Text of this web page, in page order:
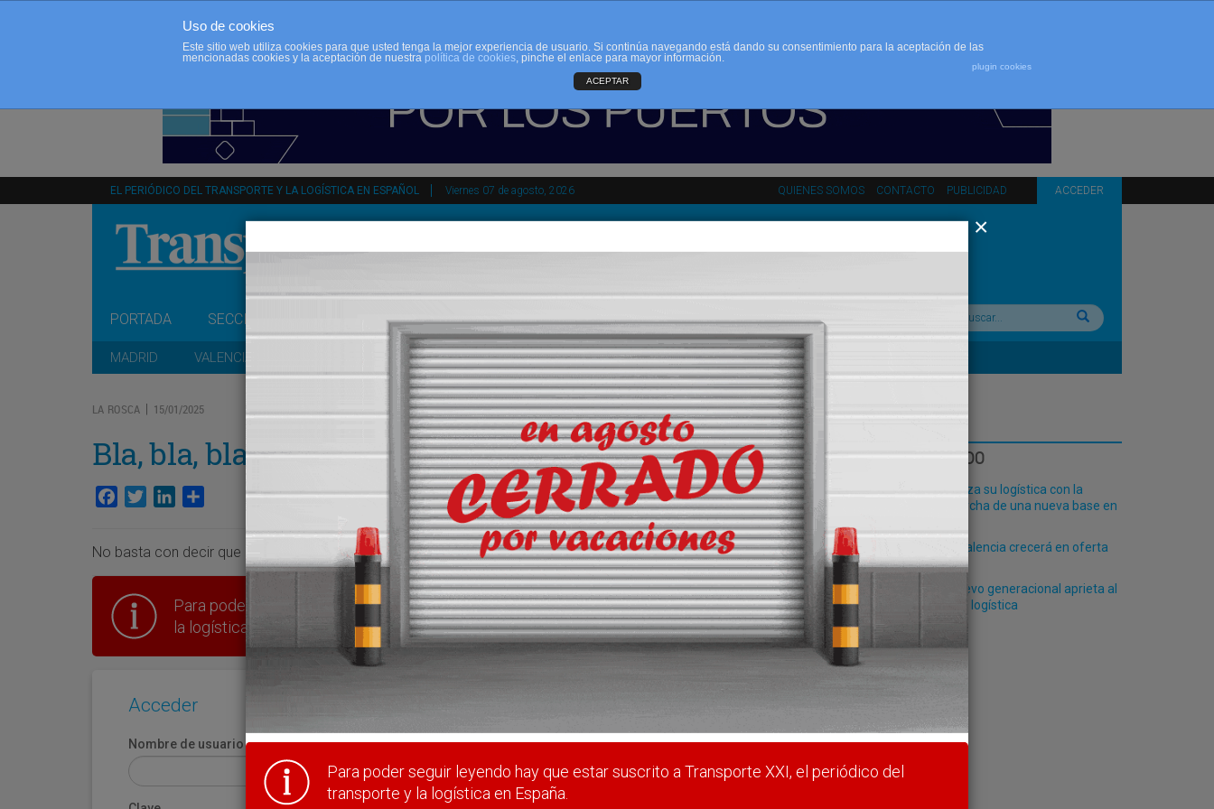
QUIENES SOMOS CONTACTO PUBLICIDAD ACCEDER
EL PERIÓDICO DEL TRANSPORTE Y LA LOGÍSTICA EN ESPAÑOL Viernes 07 de agosto, 2026
PORTADA SECCIONES OPINIÓN HEMEROTECA AGENDA KIOSKO
MADRID VALENCIA ANDALUCÍA PAÍS VASCO ESPAÑA INTERNACIONAL
LA ROSCA 15/01/2025
Bla, bla, bla…
Facebook
TwitterLinkedInCompartir
No basta con decir que el transporte es un sector estratégico; hay que tratarlo como tal
Para poder seguir leyendo hay que estar suscrito a Transporte XXI, el periódico del transporte y
la logística en España.
Acceder
Nombre de usuario Nombre de usuario (elija un nombre)*
LO MÁS LEÍDO
Fribasa refuerza su logística con la
puesta en marcha de una nueva base en
El Puerto de Valencia crecerá en oferta
ro-pax
La falta de relevo generacional aprieta al
transporte y la logística
Uso de cookies
Este sitio web utiliza cookies para que usted tenga la mejor experiencia de usuario. Si continúa navegando está dando su consentimiento para la aceptación de las
mencionadas cookies y la aceptación de nuestra política de cookies, pinche el enlace para mayor información.
plugin cookies
ACEPTAR
Para poder seguir leyendo hay que estar suscrito a Transporte XXI, el periódico del
transporte y la logística en España.